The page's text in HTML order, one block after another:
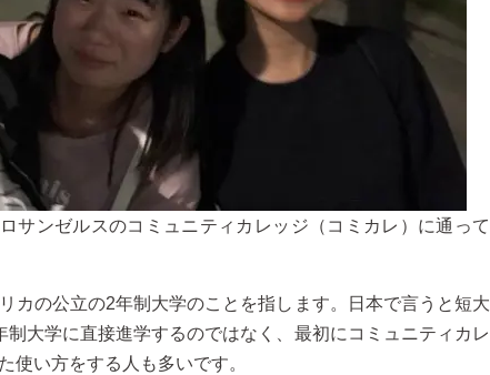
サンゼルスのコミュニティカレッジ（コミカレ）に通って
カの公立の2年制大学のことを指します。日本で言うと短大
大学に直接進学するのではなく、最初にコミュニティカレ
使い方をする人も多いです。